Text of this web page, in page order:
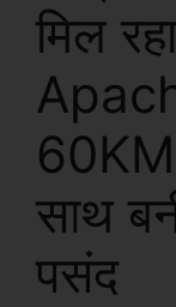
मिल
साथ
पसंद